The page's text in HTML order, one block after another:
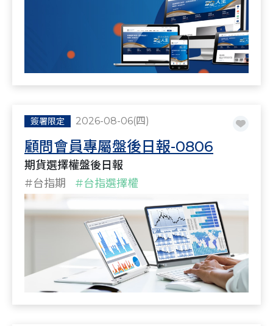
簽署限定 2026-08-06(四)
顧問會員專屬盤後日報-0806
期貨選擇權盤後日報
#台指期
#台指選擇權